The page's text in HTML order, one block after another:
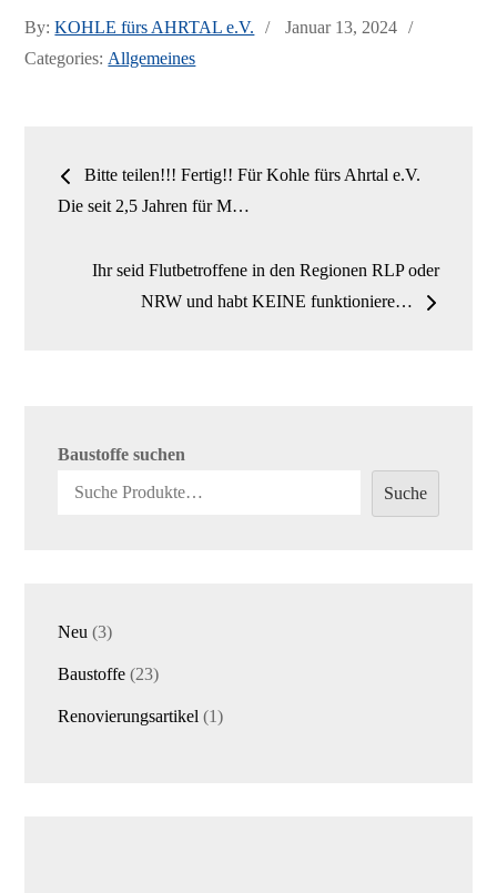
bo
ok
to
do
ail n
By:KOHLE fürs AHRTAL e.V.
Posted
Januar 13, 2024
Categories: Allgemeines
Beitrags-
Navigation
Bitte teilen!!! Fertig!! Für Kohle fürs Ahrtal e.V.
Die seit 2,5 Jahren für M…
Ihr seid Flutbetroffene in den Regionen RLP oder
NRW und habt KEINE funktioniere…
Baustoffe suchen
Suche
Neu 33
Baustoffe 2323
Renovierungsartikel 11